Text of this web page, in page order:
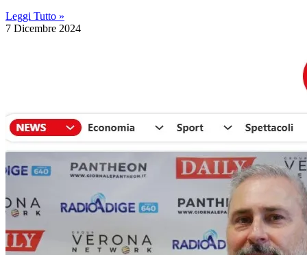
Leggi Tutto »
7 Dicembre 2024